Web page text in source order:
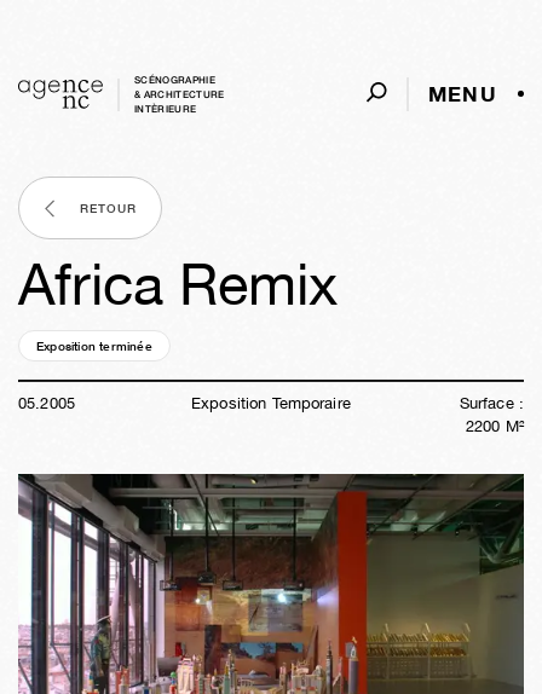
SCÉNOGRAPHIE
& ARCHITECTURE
INTÈRIEURE
MENU
RETOUR
Africa Remix
Exposition terminée
05.2005 Exposition Temporaire
Surface :
2200 M²